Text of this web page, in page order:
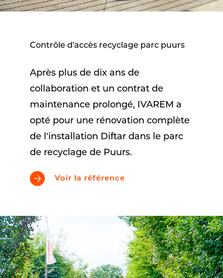
Contrôle d'accès recyclage parc puurs
Après plus de dix ans de
collaboration et un contrat de
maintenance prolongé, IVAREM a
opté pour une rénovation complète
de l'installation Diftar dans le parc
de recyclage de Puurs.
Voir la référence